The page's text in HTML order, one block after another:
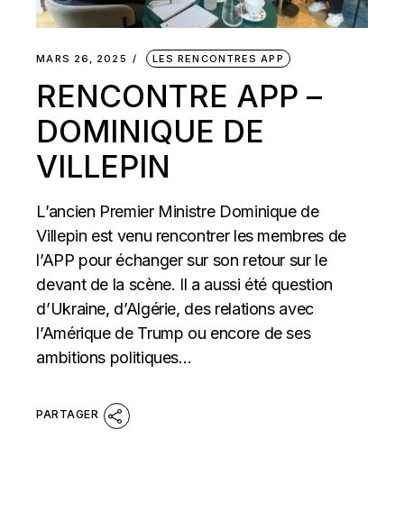
MARS 26, 2025 LES RENCONTRES APP
RENCONTRE APP –
DOMINIQUE DE
VILLEPIN
L’ancien Premier Ministre Dominique de
Villepin est venu rencontrer les membres de
l’APP pour échanger sur son retour sur le
devant de la scène. Il a aussi été question
d’Ukraine, d’Algérie, des relations avec
l’Amérique de Trump ou encore de ses
ambitions politiques…